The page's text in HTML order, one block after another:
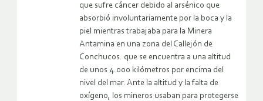
que sufre cáncer debido al arsénico que
absorbió involuntariamente por la boca y la
piel mientras trabajaba para la Minera
Antamina en una zona del Callejón de
Conchucos. que se encuentra a una altitud
de unos 4.000 kilómetros por encima del
nivel del mar. Ante la altitud y la falta de
oxígeno, los mineros usaban para protegerse